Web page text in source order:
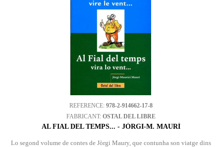
REFERENCE: 978-2-914662-17-8
FABRICANT: OSTAL DEL LIBRE
AL FIAL DEL TEMPS... - JÒRGI-M. MAURÍ
Lo segond volume de contes de Jòrgi Maury, que contunha son viatge dins